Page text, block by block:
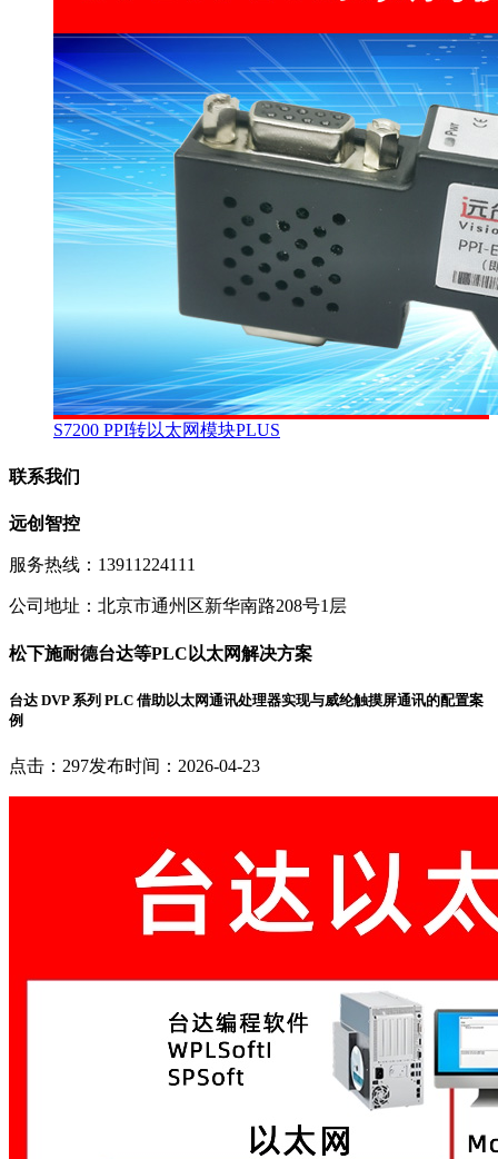
S7200 PPI转以太网模块PLUS
联系我们
远创智控
服务热线：13911224111
公司地址：北京市通州区新华南路208号1层
松下施耐德台达等PLC以太网解决方案
台达 DVP 系列 PLC 借助以太网通讯处理器实现与威纶触摸屏通讯的配置案
例
点击：297发布时间：2026-04-23